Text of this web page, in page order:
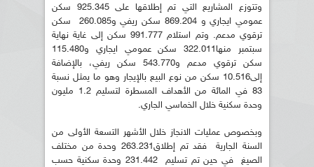
وتتوزع المشاريع التي تم إطلاقها على 925.345 سكن
عمومي ايجاري و 869.204 سكن ريفي و260.085 سكن
ترقوي مدعم. وتم استلام 991.777 سكن إلى غاية نهاية
سبتمبر منها322.011 سكن عمومي ايجاري و115.480
سكن ترقوي مدعم و543.770 سكن ريفي، بالإضافة
إلى10.516 سكن من نوع البيع بالإيجار وهو ما يمثل نسبة
83 في المائة من الأهداف المسطرة لتسليم 1.2 مليون
وحدة سكنية خلال الخماسي الجاري.
وبخصوص عمليات الانجاز خلال الأشهر التسعة الأولى من
السنة الجارية فقد تم إطلاق263.231 وحدة من مختلف
الصيغ في حين تم تسليم 231.442 وحدة سكنية حسب